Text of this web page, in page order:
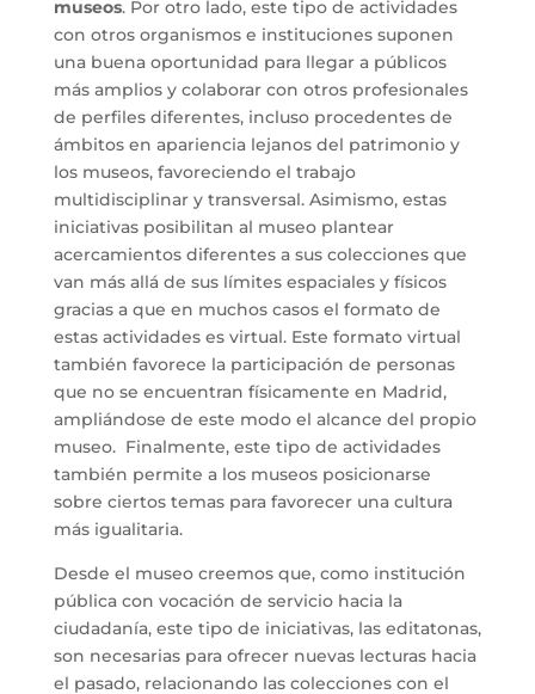
museos. Por otro lado, este tipo de actividades
con otros organismos e instituciones suponen
una buena oportunidad para llegar a públicos
más amplios y colaborar con otros profesionales
de perfiles diferentes, incluso procedentes de
ámbitos en apariencia lejanos del patrimonio y
los museos, favoreciendo el trabajo
multidisciplinar y transversal. Asimismo, estas
iniciativas posibilitan al museo plantear
acercamientos diferentes a sus colecciones que
van más allá de sus límites espaciales y físicos
gracias a que en muchos casos el formato de
estas actividades es virtual. Este formato virtual
también favorece la participación de personas
que no se encuentran físicamente en Madrid,
ampliándose de este modo el alcance del propio
museo. Finalmente, este tipo de actividades
también permite a los museos posicionarse
sobre ciertos temas para favorecer una cultura
más igualitaria.
Desde el museo creemos que, como institución
pública con vocación de servicio hacia la
ciudadanía, este tipo de iniciativas, las editatonas,
son necesarias para ofrecer nuevas lecturas hacia
el pasado, relacionando las colecciones con el